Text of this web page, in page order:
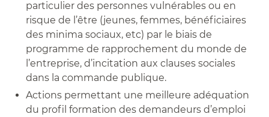
particulier des personnes vulnérables ou en
risque de l’être (jeunes, femmes, bénéficiaires
des minima sociaux, etc) par le biais de
programme de rapprochement du monde de
l’entreprise, d’incitation aux clauses sociales
dans la commande publique.
Actions permettant une meilleure adéquation
du profil formation des demandeurs d’emploi